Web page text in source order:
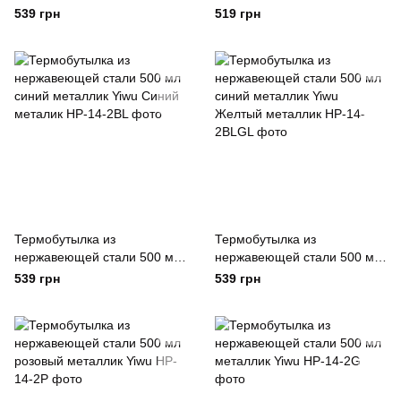
бронзовая Yiwu
539 грн
золотая Yiwu Золотистый
519 грн
Термобутылка из
нержавеющей стали 500 мл
синий металлик Yiwu Синий
539 грн
Термобутылка из
нержавеющей стали 500 мл
синий металлик Yiwu
539 грн